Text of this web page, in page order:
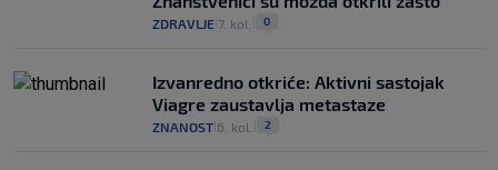
ZDRAVLJE 7. kol. 0
Izvanredno otkriće: Aktivni sastojak
Viagre zaustavlja metastaze
ZNANOST 6. kol. 2